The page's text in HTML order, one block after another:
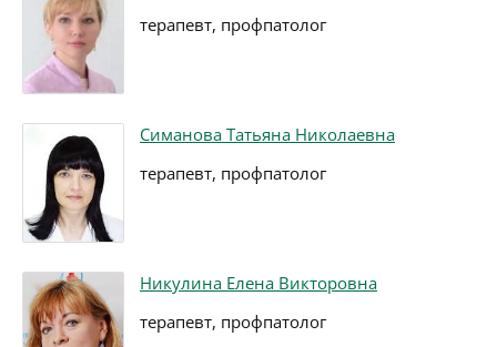
терапевт, профпатолог
Симанова Татьяна Николаевна
терапевт, профпатолог
Никулина Елена Викторовна
терапевт, профпатолог